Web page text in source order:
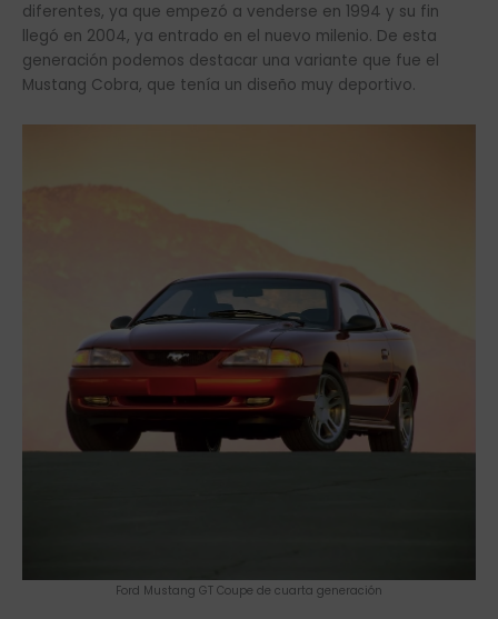
diferentes, ya que empezó a venderse en 1994 y su fin
llegó en 2004, ya entrado en el nuevo milenio. De esta
generación podemos destacar una variante que fue el
Mustang Cobra, que tenía un diseño muy deportivo.
Ford Mustang GT Coupe de cuarta generación